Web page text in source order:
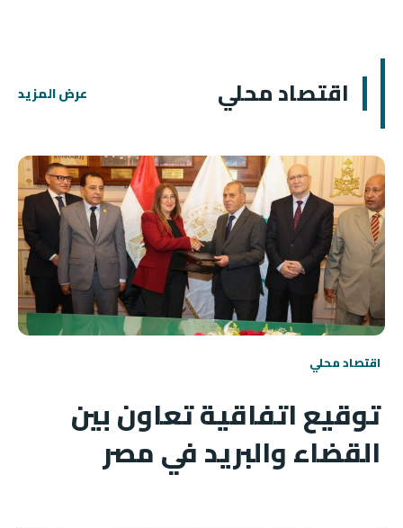
اقتصاد محلي عرض المزيد
اقتصاد محلي
توقيع اتفاقية تعاون بين
القضاء والبريد في مصر